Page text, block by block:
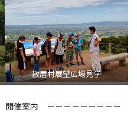
散居村展望広場見学
開催案内 －－－－－－－－－